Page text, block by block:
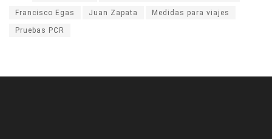
Francisco Egas Juan Zapata Medidas para viajes
Pruebas PCR